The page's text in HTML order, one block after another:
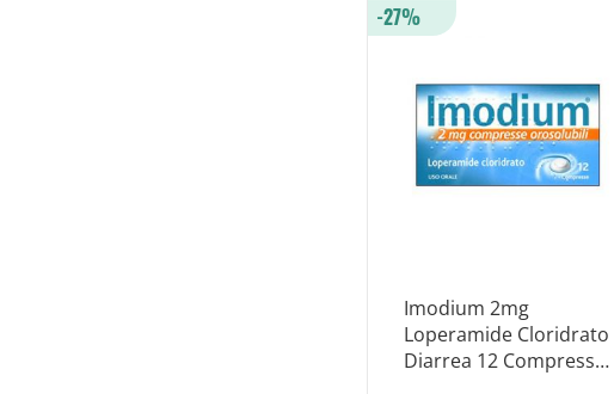
Imodium 2mg
Loperamide Cloridrato
Diarrea 12 Compresse
-27%